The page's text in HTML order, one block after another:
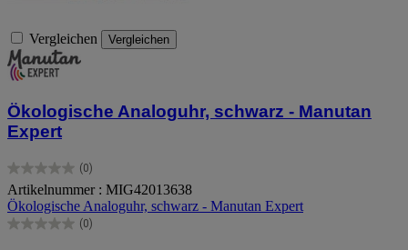
Vergleichen Vergleichen
Ökologische Analoguhr, schwarz - Manutan
Expert
(0)
0.0
von
5
Sternen.
Artikelnummer : MIG42013638
Ökologische Analoguhr, schwarz - Manutan Expert
(0)
0.0